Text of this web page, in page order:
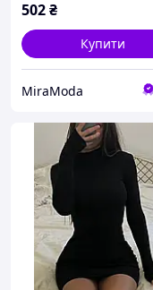
502₴
Купити
MiraModa